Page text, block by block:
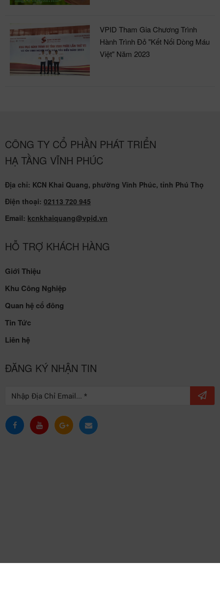
VPID Tham Gia Chương Trình
Hành Trình Đỏ "Kết Nối Dòng Máu
Việt" Năm 2023
CÔNG TY CỔ PHẦN PHÁT TRIỂN
HẠ TẦNG VĨNH PHÚC
Địa chỉ: KCN Khai Quang, phường Vĩnh Phúc, tỉnh Phú Thọ
Điện thoại: 02113 720 945
Email: kcnkhaiquang@vpid.vn
HỖ TRỢ KHÁCH HÀNG
Giới Thiệu
Khu Công Nghiệp
Quan hệ cổ đông
Tin Tức
Liên hệ
ĐĂNG KÝ NHẬN TIN